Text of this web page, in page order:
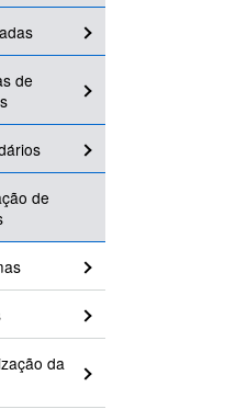
de
de
da